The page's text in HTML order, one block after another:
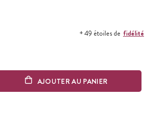
+ 49 étoiles de fidélité
AJOUTER AU PANIER